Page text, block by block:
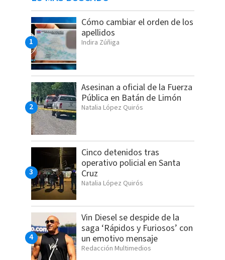
Cómo cambiar el orden de los
apellidos
Indira Zúñiga
Asesinan a oficial de la Fuerza
Pública en Batán de Limón
Natalia López Quirós
Cinco detenidos tras
operativo policial en Santa
Cruz
Natalia López Quirós
Vin Diesel se despide de la
saga ‘Rápidos y Furiosos’ con
un emotivo mensaje
Redacción Multimedios